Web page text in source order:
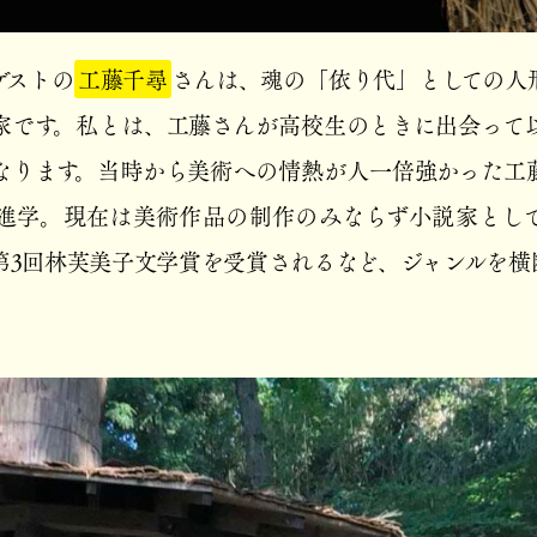
トの工藤千尋 さんは、魂の「依り代」としての
す。私とは、工藤さんが高校生のときに出会っ
ます。当時から美術への情熱が人一倍強かった
学。現在は美術作品の制作のみならず小説家とし
3回林芙美子文学賞を受賞されるなど、ジャンルを